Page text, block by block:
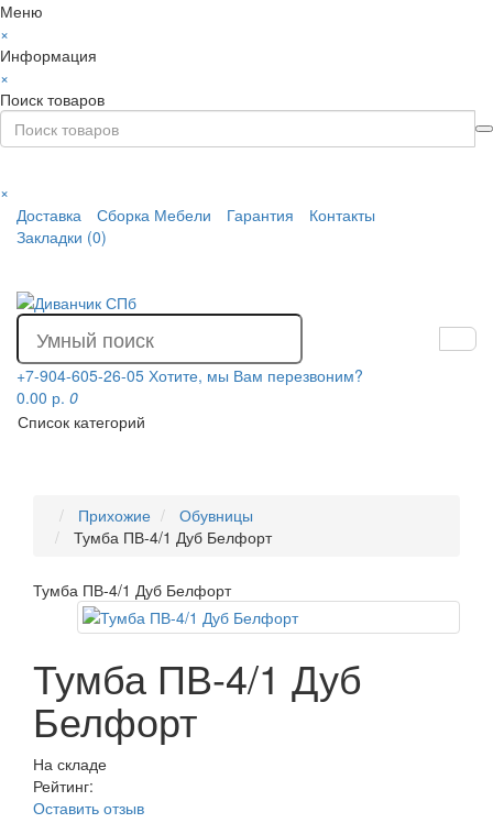
Меню
×
Информация
×
Поиск товаров
×
Доставка
Сборка Мебели Гарантия
Контакты
Закладки (0)
+7-904-605-26-05 Хотите, мы Вам перезвоним?
0.00 р. 0
Список категорий
Прихожие
Обувницы
Тумба ПВ-4/1 Дуб Белфорт
Тумба ПВ-4/1 Дуб Белфорт
Тумба ПВ-4/1 Дуб
Белфорт
На складе
Рейтинг:
Оставить отзыв